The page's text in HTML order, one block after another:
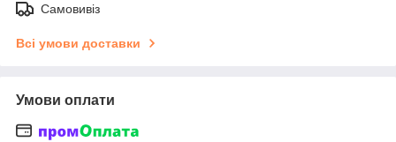
Самовивіз
Всі умови доставки
Умови оплати